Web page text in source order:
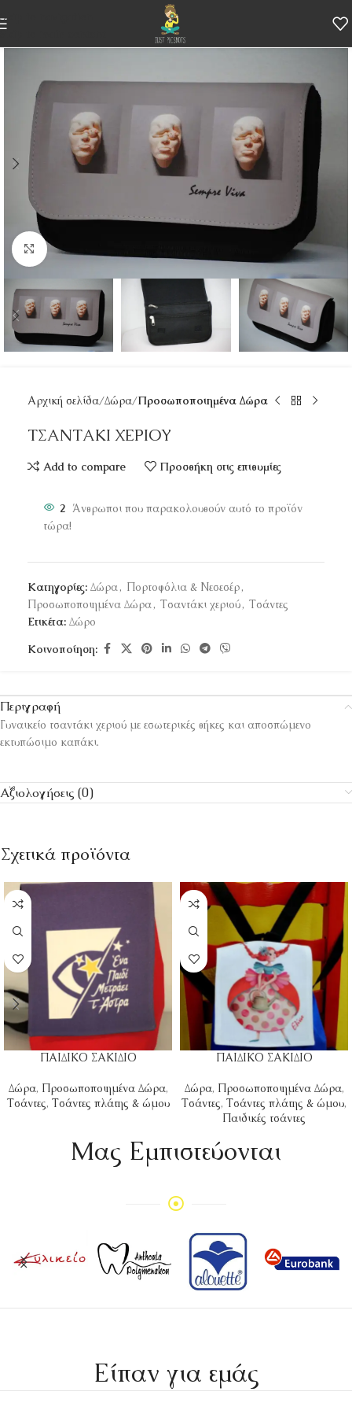
Skip to navigation
Skip to main content
Κάντε κλικ για μεγέθυνση
Αρχική σελίδα Δώρα Προσωποποιημένα Δώρα
ΤΣΑΝΤΑΚΙ ΧΕΡΙΟΥ
Add to compare Προσθήκη στις επιθυμίες
2 Άνθρωποι που παρακολουθούν αυτό το προϊόν
τώρα!
Κατηγορίες: Δώρα, Πορτοφόλια & Νεσεσέρ,
Προσωποποιημένα Δώρα, Τσαντάκι χεριού, Τσάντες
Ετικέτα: Δώρο
Κοινοποίηση:
Περιγραφή
Γυναικείο τσαντάκι χεριού με εσωτερικές θήκες και αποσπώμενο
εκτυπώσιμο καπάκι.
Αξιολογήσεις (0)
Σχετικά προϊόντα
ΠΑΙΔΙΚΟ ΣΑΚΙΔΙΟ
Δώρα, Προσωποποιημένα Δώρα,
Τσάντες, Τσάντες πλάτης & ώμου
ΠΑΙΔΙΚΟ ΣΑΚΙΔΙΟ
Δώρα, Προσωποποιημένα Δώρα,
Τσάντες, Τσάντες πλάτης & ώμου,
Παιδικές τσάντες
Mας Εμπιστεύονται
Είπαν για εμάς